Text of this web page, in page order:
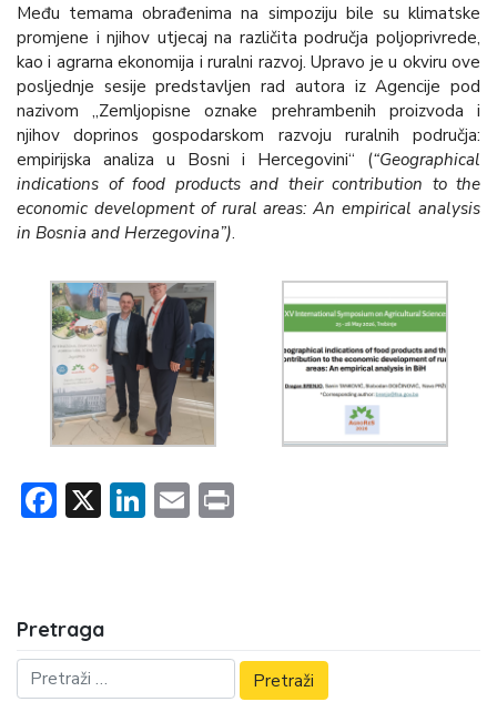
Među temama obrađenima na simpoziju bile su klimatske
promjene i njihov utjecaj na različita područja poljoprivrede,
kao i agrarna ekonomija i ruralni razvoj. Upravo je u okviru ove
posljednje sesije predstavljen rad autora iz Agencije pod
nazivom „Zemljopisne oznake prehrambenih proizvoda i
njihov doprinos gospodarskom razvoju ruralnih područja:
empirijska analiza u Bosni i Hercegovini“ (“Geographical
indications of food products and their contribution to the
economic development of rural areas: An empirical analysis
in Bosnia and Herzegovina”).
Facebook
X LinkedIn
Email
Pretraga